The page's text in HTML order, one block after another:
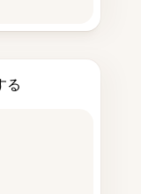
る